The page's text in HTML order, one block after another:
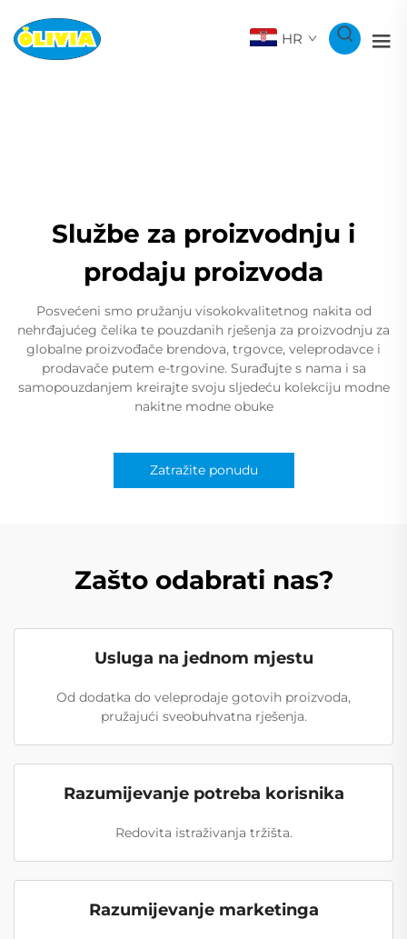
HR
Službe za proizvodnju i
prodaju proizvoda
Posvećeni smo pružanju visokokvalitetnog nakita od
nehrđajućeg čelika te pouzdanih rješenja za proizvodnju za
globalne proizvođače brendova, trgovce, veleprodavce i
prodavače putem e-trgovine. Surađujte s nama i sa
samopouzdanjem kreirajte svoju sljedeću kolekciju modne
nakitne modne obuke
Zatražite ponudu
Zašto odabrati nas?
Usluga na jednom mjestu
Od dodatka do veleprodaje gotovih proizvoda,
pružajući sveobuhvatna rješenja.
Razumijevanje potreba korisnika
Redovita istraživanja tržišta.
Razumijevanje marketinga